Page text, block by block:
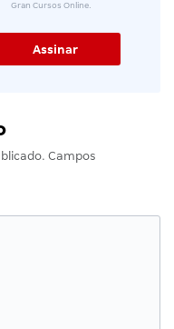
Gran Cursos Online.
Campos